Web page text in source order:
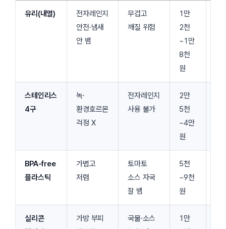
유리(내열)
전자레인지
안전·냄새
안 뱀
무겁고
깨질 위험
1만
2천
~1만
8천
원
스테인리스
4구
녹·
환경호르몬
걱정 X
전자레인지
사용 불가
2만
5천
~4만
원
BPA-free
플라스틱
가볍고
저렴
토마토
소스 자국
잘 뱀
5천
~9천
원
실리콘
가방 부피
국물·소스
1만